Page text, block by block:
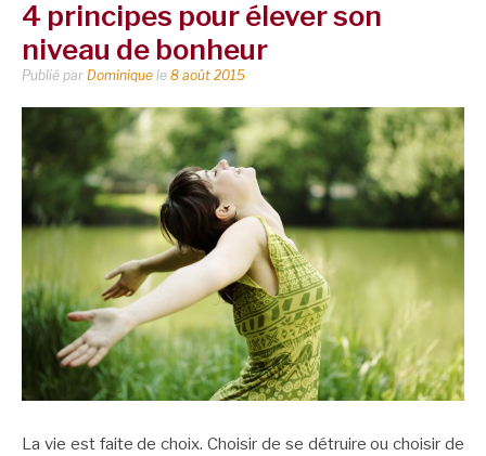
4 principes pour élever son
niveau de bonheur
Publié par Dominique le 8 août 2015
La vie est faite de choix. Choisir de se détruire ou choisir de